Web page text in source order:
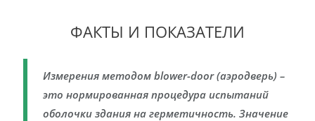
ФАКТЫ И ПОКАЗАТЕЛИ
Измерения методом blower-door (аэродверь) –
это нормированная процедура испытаний
оболочки здания на герметичность. Значение